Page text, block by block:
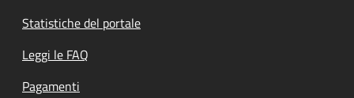
Statistiche del portale
Leggi le FAQ
Pagamenti